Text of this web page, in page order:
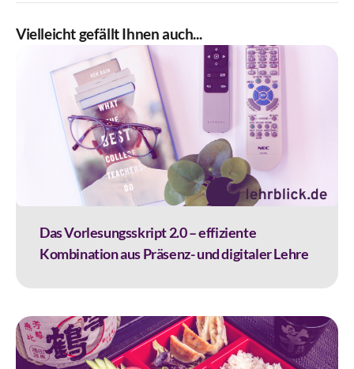
Vielleicht gefällt Ihnen auch...
Das Vorlesungsskript 2.0 – effiziente
Kombination aus Präsenz- und digitaler Lehre